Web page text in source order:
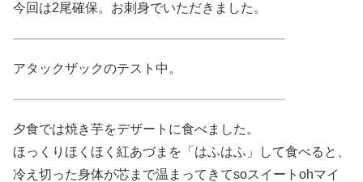
今回は2尾確保。お刺身でいただきました。
アタックザックのテスト中。
夕食では焼き芋をデザートに食べました。
ほっくりほくほく紅あづまを「はふはふ」して食べると、
冷え切った身体が芯まで温まってきてsoスイートohマイ